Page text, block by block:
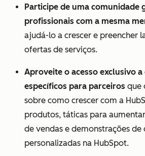
Participe de uma comunidade
profissionais com a mesma
ajudá-lo a crescer e preencher
ofertas de serviços.
Aproveite o acesso exclusivo a
específicos para parceiros que
sobre como crescer com a
produtos, táticas para
de vendas e demonstrações de
personalizadas na HubSpot.